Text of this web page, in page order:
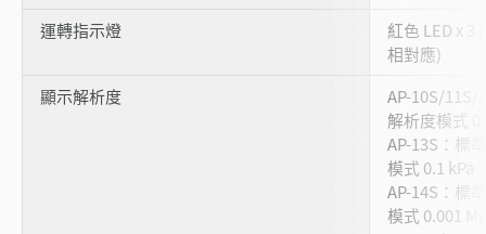
運轉指示燈
紅色 LED x 3
相對應)
顯示解析度
AP-10S/11S/
解析度模式
AP-13S：標
模式 0.1 kPa
AP-14S：標
模式 0.001